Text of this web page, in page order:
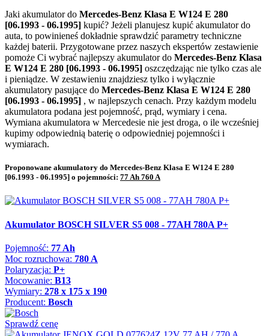
Jaki akumulator do Mercedes-Benz Klasa E W124 E 280
[06.1993 - 06.1995] kupić? Jeżeli planujesz kupić akumulator do
auta, to powinieneś dokładnie sprawdzić parametry techniczne
każdej baterii. Przygotowane przez naszych ekspertów zestawienie
pomoże Ci wybrać najlepszy akumulator do Mercedes-Benz Klasa
E W124 E 280 [06.1993 - 06.1995] oszczędzając nie tylko czas ale
i pieniądze. W zestawieniu znajdziesz tylko i wyłącznie
akumulatory pasujące do Mercedes-Benz Klasa E W124 E 280
[06.1993 - 06.1995] , w najlepszych cenach. Przy każdym modelu
akumulatora podana jest pojemność, prąd, wymiary i cena.
Wymiana akumulatora w Mercedesie nie jest droga, o ile wcześniej
kupimy odpowiednią baterię o odpowiedniej pojemności i
wymiarach.
Proponowane akumulatory do Mercedes-Benz Klasa E W124 E 280
[06.1993 - 06.1995] o pojemności: 77 Ah 760 A
Akumulator BOSCH SILVER S5 008 - 77AH 780A P+
Pojemność: 77 Ah
Moc rozruchowa: 780 A
Polaryzacja: P+
Mocowanie: B13
Wymiary: 278 x 175 x 190
Producent: Bosch
Sprawdź cenę